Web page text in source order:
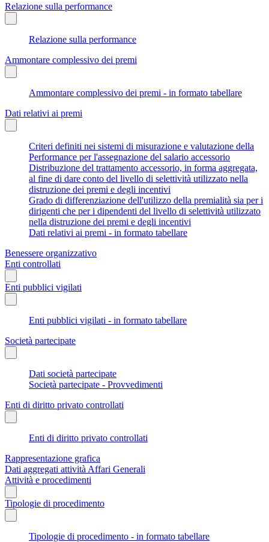
Relazione sulla performance
Relazione sulla performance
Ammontare complessivo dei premi
Ammontare complessivo dei premi - in formato tabellare
Dati relativi ai premi
Criteri definiti nei sistemi di misurazione e valutazione della
Performance per l'assegnazione del salario accessorio
Distribuzione del trattamento accessorio, in forma aggregata,
al fine di dare conto del livello di selettività utilizzato nella
distruzione dei premi e degli incentivi
Grado di differenziazione dell'utilizzo della premialità sia per i
dirigenti che per i dipendenti del livello di selettività utilizzato
nella distruzione dei premi e degli incentivi
Dati relativi ai premi - in formato tabellare
Benessere organizzativo
Enti controllati
Enti pubblici vigilati
Enti pubblici vigilati - in formato tabellare
Società partecipate
Dati società partecipate
Società partecipate - Provvedimenti
Enti di diritto privato controllati
Enti di diritto privato controllati
Rappresentazione grafica
Dati aggregati attività Affari Generali
Attività e procedimenti
Tipologie di procedimento
Tipologie di procedimento - in formato tabellare